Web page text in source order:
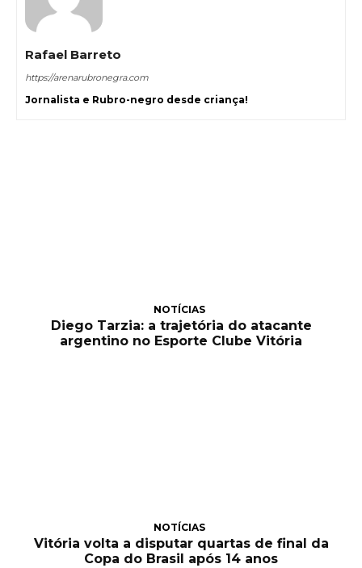
Rafael Barreto
https://arenarubronegra.com
Jornalista e Rubro-negro desde criança!
NOTÍCIAS
Diego Tarzia: a trajetória do atacante
argentino no Esporte Clube Vitória
NOTÍCIAS
Vitória volta a disputar quartas de final da
Copa do Brasil após 14 anos